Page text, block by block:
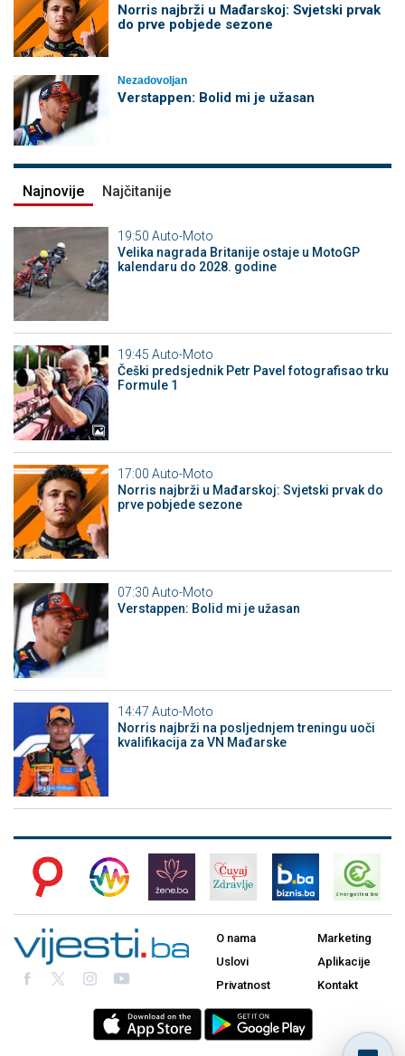
Norris najbrži u Mađarskoj: Svjetski prvak
do prve pobjede sezone
Nezadovoljan
Verstappen: Bolid mi je užasan
Najnovije Najčitanije
19:50 Auto-Moto
Velika nagrada Britanije ostaje u MotoGP
kalendaru do 2028. godine
19:45 Auto-Moto
Češki predsjednik Petr Pavel fotografisao trku
Formule 1
17:00 Auto-Moto
Norris najbrži u Mađarskoj: Svjetski prvak do
prve pobjede sezone
07:30 Auto-Moto
Verstappen: Bolid mi je užasan
14:47 Auto-Moto
Norris najbrži na posljednjem treningu uoči
kvalifikacija za VN Mađarske
O nama
Uslovi
Privatnost
Marketing
Aplikacije
Kontakt